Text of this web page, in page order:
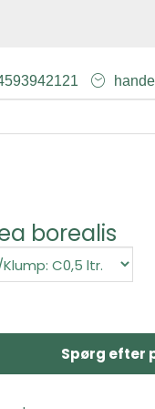
borealis
Spørg efter